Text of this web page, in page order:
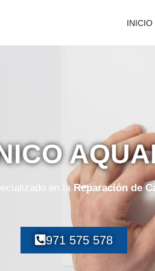
INICIO
en la Reparación de
971 575 578